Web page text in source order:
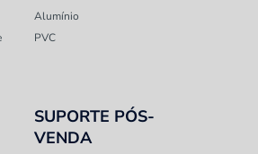
Alumínio
PVC
SUPORTE PÓS-
VENDA